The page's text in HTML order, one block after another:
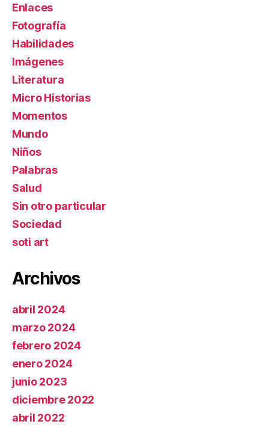
Enlaces
Fotografía
Habilidades
Imágenes
Literatura
Micro Historias
Momentos
Mundo
Niños
Palabras
Salud
Sin otro particular
Sociedad
soti art
Archivos
abril 2024
marzo 2024
febrero 2024
enero 2024
junio 2023
diciembre 2022
abril 2022